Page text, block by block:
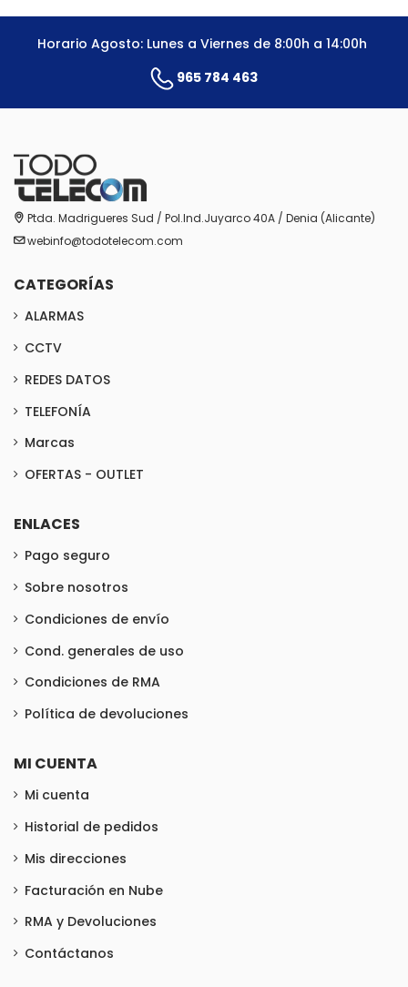
Horario Agosto: Lunes a Viernes de 8:00h a 14:00h
965 784 463
Ptda. Madrigueres Sud / Pol.Ind.Juyarco 40A / Denia (Alicante)
webinfo@todotelecom.com
CATEGORÍAS
ALARMAS
CCTV
REDES DATOS
TELEFONÍA
Marcas
OFERTAS - OUTLET
ENLACES
Pago seguro
Sobre nosotros
Condiciones de envío
Cond. generales de uso
Condiciones de RMA
Política de devoluciones
MI CUENTA
Mi cuenta
Historial de pedidos
Mis direcciones
Facturación en Nube
RMA y Devoluciones
Contáctanos